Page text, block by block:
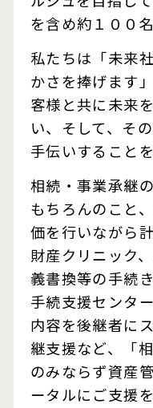
を含め約１００
私たちは「未来
かさを捧げます
客様と共に未来
い、そして、そ
手伝いすること
相続・事業承継
もちろんのこと
価を行いながら
財産クリニック
義書換等の手続
手続支援センタ
内容を後継者に
継支援など、「
のみならず資産
ータルにご支援